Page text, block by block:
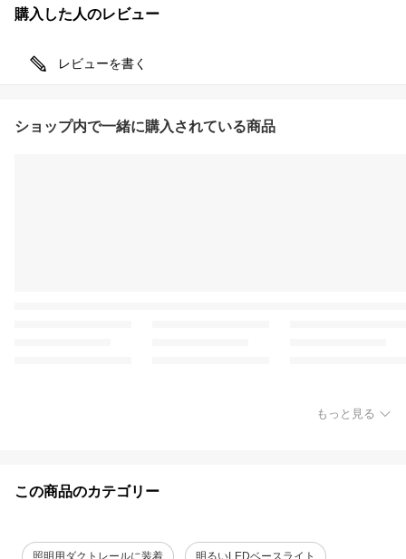
購入した人のレビュー
レビューを書く
ショップ内で一緒に購入されている商品
もっと見る
この商品のカテゴリー
照明用ダクトレールに装着 明るいLEDベースライト